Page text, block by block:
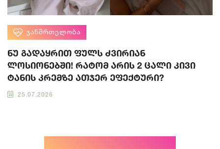
ᲯᲐᲜᲛᲠᲗᲔᲚᲝᲑᲐ
ნუ გადაყრით ფულს ძვირიან
ლოსიონებში! რატომ არის 2 ცალი კივი
ტანის კრემზე ათჯერ ეფექტური?
25.07.2026